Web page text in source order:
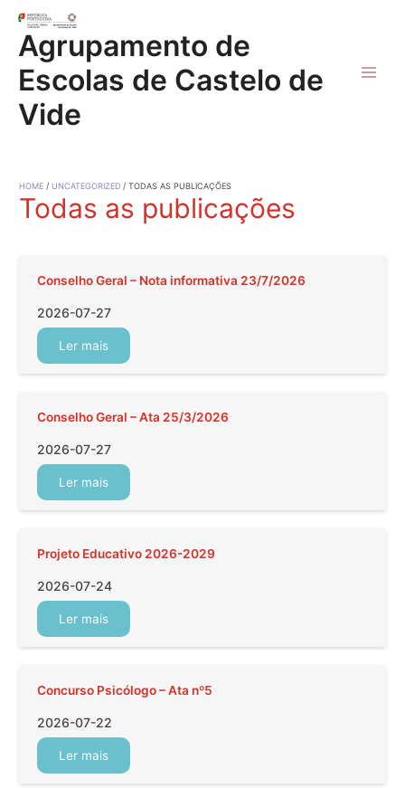
content
Agrupamento de
Escolas de Castelo de
Vide
HOME UNCATEGORIZED TODAS AS PUBLICAÇÕES
Todas as publicações
Conselho Geral – Nota informativa 23/7/2026
2026-07-27
Ler mais
Conselho Geral – Ata 25/3/2026
2026-07-27
Ler mais
Projeto Educativo 2026-2029
2026-07-24
Ler mais
Concurso Psicólogo – Ata nº5
2026-07-22
Ler mais